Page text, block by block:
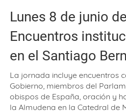
Lunes 8 de junio
Encuentros
en el Santiago
La jornada incluye encuentros
Gobierno, miembros del
obispos de España, oración y
la Almudena en la Catedral de